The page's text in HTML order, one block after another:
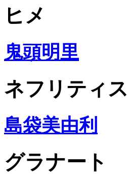
ヒメ
鬼頭明里
ネフリティス
島袋美由利
グラナート